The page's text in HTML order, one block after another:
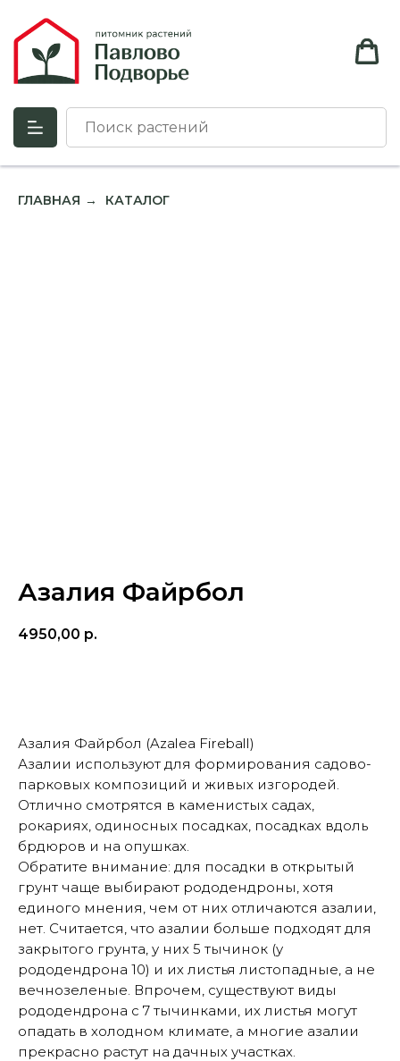
ГЛАВНАЯ → КАТАЛОГ
Азалия Файрбол
4950,00 р.
Азалия Файрбол (Azalea Fireball)
Азалии используют для формирования садово-
парковых композиций и живых изгородей.
Отлично смотрятся в каменистых садах,
рокариях, одиносных посадках, посадках вдоль
брдюров и на опушках.
Обратите внимание: для посадки в открытый
грунт чаще выбирают рододендроны, хотя
единого мнения, чем от них отличаются азалии,
нет. Считается, что азалии больше подходят для
закрытого грунта, у них 5 тычинок (у
рододендрона 10) и их листья листопадные, а не
вечнозеленые. Впрочем, существуют виды
рододендрона с 7 тычинками, их листья могут
опадать в холодном климате, а многие азалии
прекрасно растут на дачных участках.